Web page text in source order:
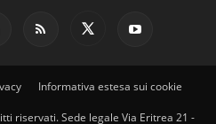
Informativa estesa sui cookie
riservati. Sede legale Via Eritrea 21 -